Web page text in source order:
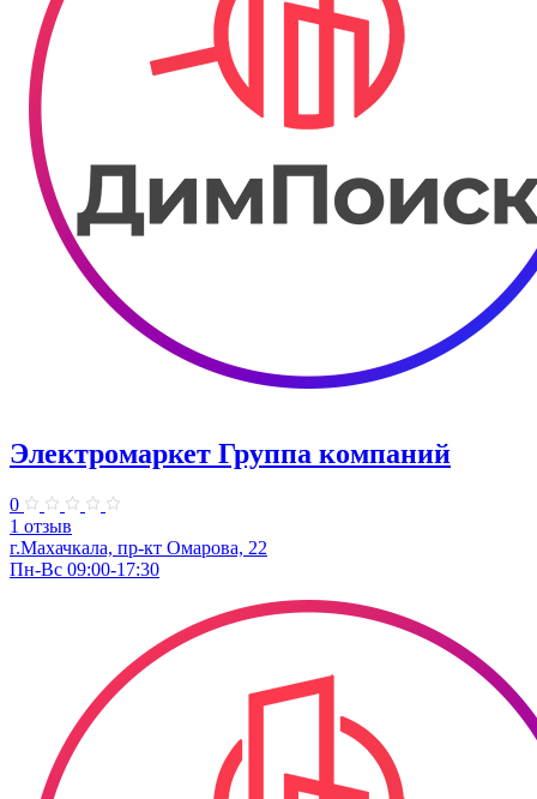
Электромаркет ​Группа компаний
0
1 отзыв
г.Махачкала, пр-кт Омарова, 22
Пн-Вс 09:00-17:30